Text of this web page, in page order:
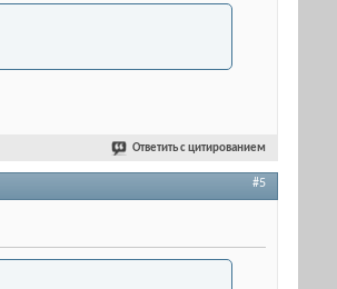
Ответить с цитированием
#5